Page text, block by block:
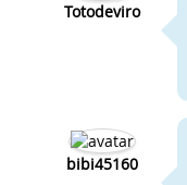
Totodeviro
bibi45160